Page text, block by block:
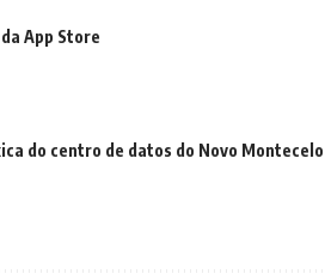
App Store
do centro de datos do Novo